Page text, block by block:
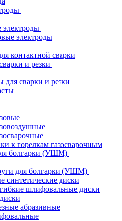
электроды
электроды
контактной сварки
и резки
для сварки и резки
к горелкам газосварочным
болгарки (УШМ)
для болгарки (УШМ)
синтетические диски
шлифовальные диски
абразивные